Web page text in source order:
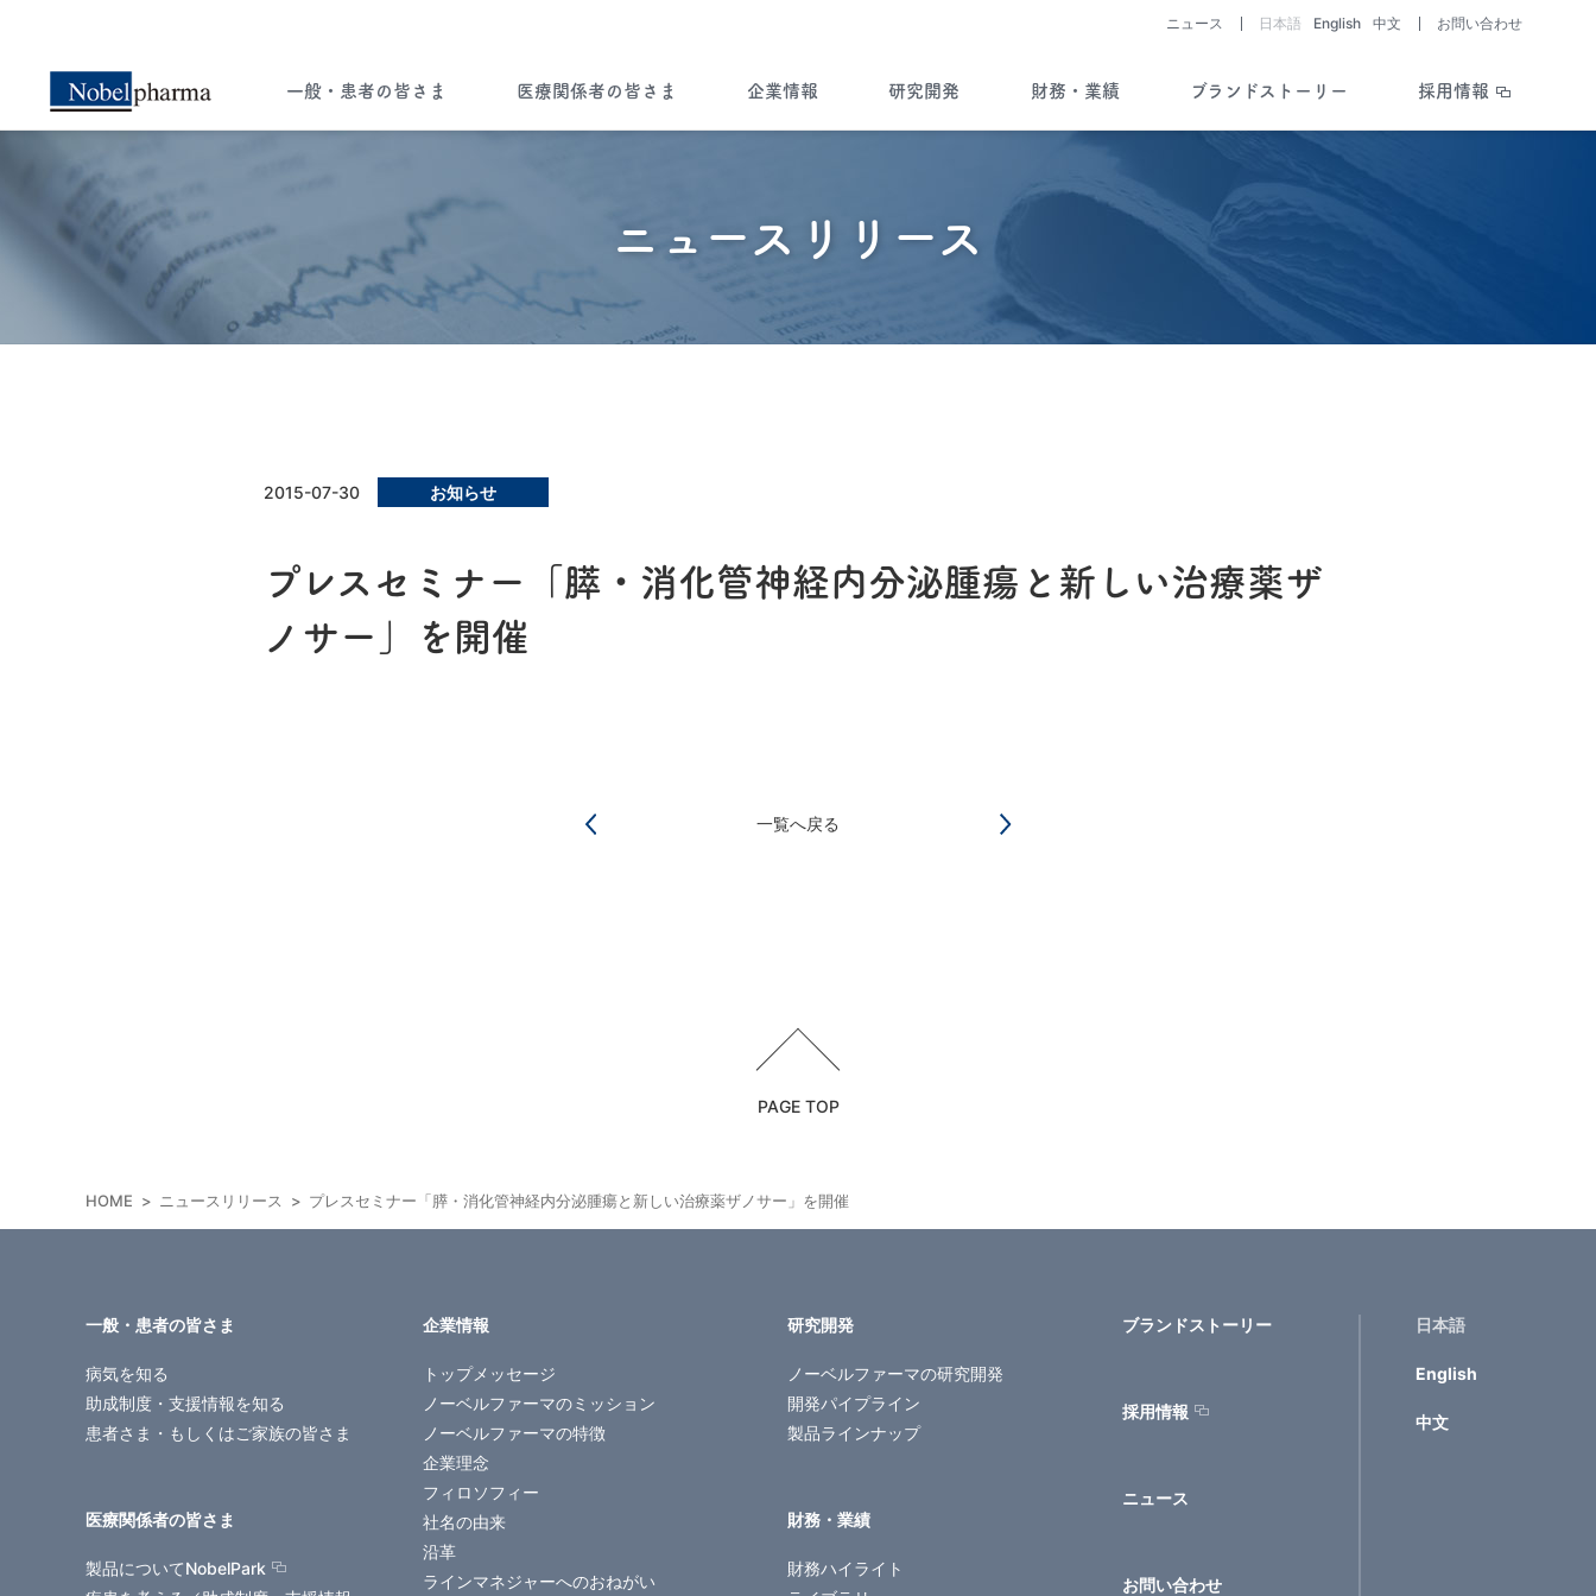
一般・患者の皆さま
一般・患者の皆さま
中心の医療）実現のため 病気に関する
病気を知る
医療関係者の皆さま
医療関係者の皆さま
企業情報 研究開発
ノーベルファーマの研究開発
財務・業績
財務ハイライト
ブランドストーリー
ブランドストーリー
”一灯”トップ
採用情報
ニュース 日本語 English 中文 お問い合わせ
ニュースリリース
2015-07-30 お知らせ
プレスセミナー「膵・消化管神経内分泌腫瘍と新しい治療薬ザ
ノサー」を開催
一覧へ戻る
PAGE TOP
HOME ニュースリリース プレスセミナー「膵・消化管神経内分泌腫瘍と新しい治療薬ザノサー」を開催
一般・患者の皆さま
病気を知る
助成制度・支援情報を知る
患者さま・もしくはご家族の皆さま
医療関係者の皆さま
製品についてNobelPark
企業情報
トップメッセージ
ノーベルファーマのミッション
ノーベルファーマの特徴
企業理念
フィロソフィー
社名の由来
沿革
ラインマネジャーへのおねがい
研究開発
ノーベルファーマの研究開発
開発パイプライン
製品ラインナップ
財務・業績
財務ハイライト
ブランドストーリー
採用情報
ニュース
お問い合わせ
日本語
English
中文